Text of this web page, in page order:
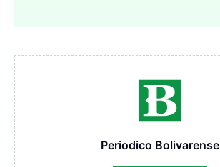
Periodico Bolivarense